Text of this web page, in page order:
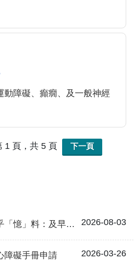
動障礙、癲癇、及一般神經
1 頁，共 5 頁 下一頁
」料：及早辨識非典型失智症７口訣 2026-08-03
障礙手冊申請 2026-03-26